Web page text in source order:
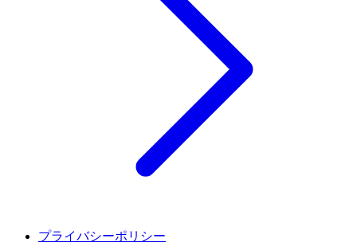
プライバシーポリシー